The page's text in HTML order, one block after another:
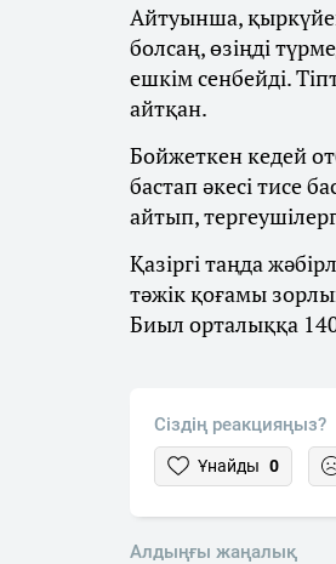
Айтуынша,
болсаң, өзіңді
ешкім сенбейді.
айтқан.
Бойжеткен кедей
бастап әкесі тисе
айтып,
Қазіргі таңда
тәжік қоғамы
Биыл орталыққа
Сіздің реакцияңыз?
Ұнайды 0
Алдыңғы жаңалық